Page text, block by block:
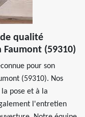
qualité
(59310)
pour son
(59310). Nos
pose et à la
l'entretien